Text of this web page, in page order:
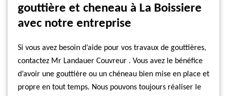
gouttière et cheneau à La Boissiere
avec notre entreprise
Si vous avez besoin d’aide pour vos travaux de gouttières,
contactez Mr Landauer Couvreur . Vous avez le bénéfice
d’avoir une gouttière ou un chéneau bien mise en place et
propre en tout temps. Nous pouvons toujours réaliser le